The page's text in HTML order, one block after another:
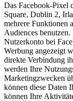
Das Facebook-Pixel
Square, Dublin 2,
mehrere Funktionen
Audiences
Nutzerkonto bei
Werbung angezeigt
direkte Verbindung
werden Ihre
Marketingzwecken
können diese Daten
können Ihre